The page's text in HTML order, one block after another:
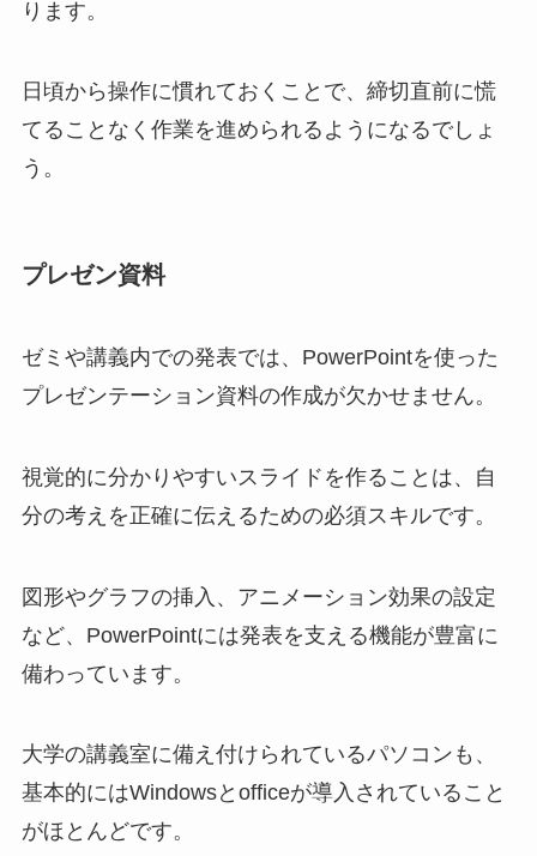
ります。
日頃から操作に慣れておくことで、締切直前に慌
てることなく作業を進められるようになるでしょ
う。
プレゼン資料
ゼミや講義内での発表では、PowerPointを使った
プレゼンテーション資料の作成が欠かせません。
視覚的に分かりやすいスライドを作ることは、自
分の考えを正確に伝えるための必須スキルです。
図形やグラフの挿入、アニメーション効果の設定
など、PowerPointには発表を支える機能が豊富に
備わっています。
大学の講義室に備え付けられているパソコンも、
基本的にはWindowsとofficeが導入されていること
がほとんどです。